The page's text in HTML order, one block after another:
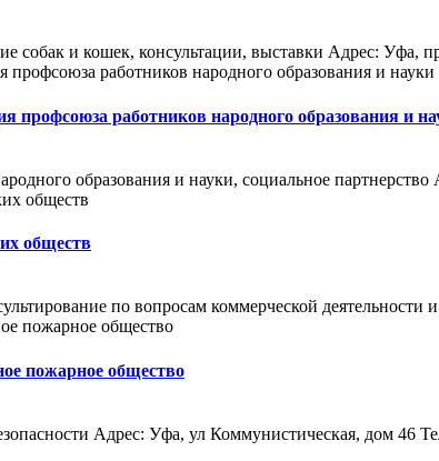
собак и кошек, консультации, выставки Адрес:
профсоюза работников народного образования и
образования и науки, социальное
обществ
по вопросам коммерческой
пожарное общество
Адрес: Уфа, ул Коммунистическая, дом 46